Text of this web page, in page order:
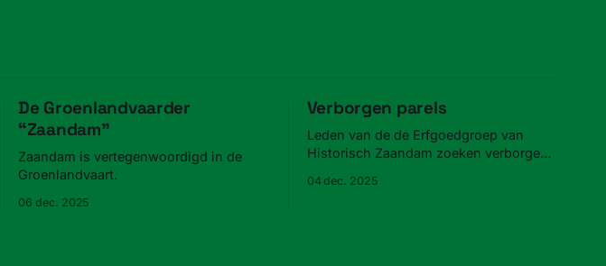
De Groenlandvaarder
“Zaandam”
Zaandam is vertegenwoordigd in de
Groenlandvaart.
06 dec. 2025
Verborgen parels
Leden van de de Erfgoedgroep van
Historisch Zaandam zoeken verborgen
04 dec. 2025